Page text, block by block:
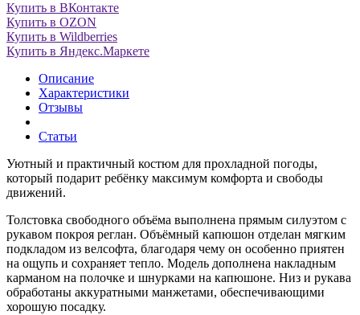
Купить в ВКонтакте
Купить в OZON
Купить в Wildberries
Купить в Яндекс.Маркете
Описание
Характеристики
Отзывы
Статьи
Уютный и практичный костюм для прохладной погоды,
который подарит ребёнку максимум комфорта и свободы
движений.
Толстовка свободного объёма выполнена прямым силуэтом с
рукавом покроя реглан. Объёмный капюшон отделан мягким
подкладом из велсофта, благодаря чему он особенно приятен
на ощупь и сохраняет тепло. Модель дополнена накладным
карманом на полочке и шнурками на капюшоне. Низ и рукава
обработаны аккуратными манжетами, обеспечивающими
хорошую посадку.